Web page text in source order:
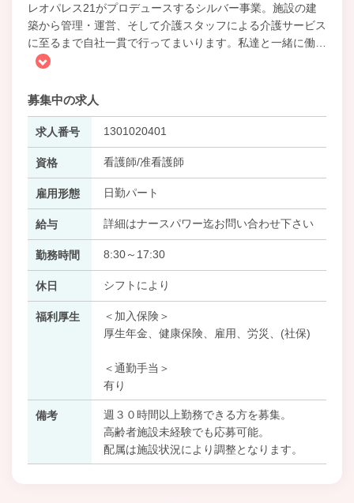
レオパレス21がプロデュースするシルバー事業。施設の建
築から管理・運営、そして介護スタッフによる介護サービス
に至るまで自社一貫で行ってまいります。私達と一緒に働
募集中の求人
求人番号 1301020401
資格 看護師/准看護師
雇用形態 日勤パート
給与 詳細はナースパワー迄お問い合わせ下さい
勤務時間 8:30～17:30
休日 シフトにより
福利厚生
＜加入保険＞
厚生年金、健康保険、雇用、労災、(社保)
＜通勤手当＞
有り
備考
週３０時間以上勤務できる方を募集。
高齢者施設未経験でも応募可能。
配属は施設状況により調整となります。